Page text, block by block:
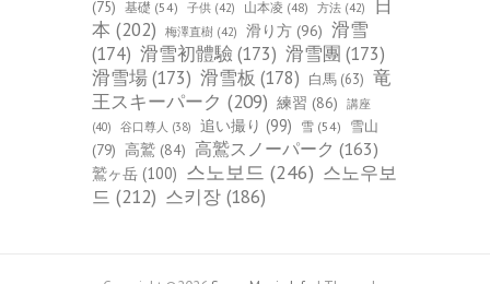
(75) 基礎 (54) 子供 (42) 山本凌 (48) 方法 (42)
本 (202) 梅澤直樹 (42) 滑り方 (96) 滑雪
(174) 滑雪初體驗 (173) 滑雪團 (173)
滑雪場(173) 滑雪板 (178) 白馬 (63) 竜
王スキーパーク (209) 練習 (86)
講座
(40)
谷口尊人 (38) 追い撮り (99) 雪 (54)
雪山
(79) 高鷲 (84) 高鷲スノーパーク (163)
鷲ヶ岳 (100) 스노보드 (246) 스노우보
드 (212) 스키장 (186)